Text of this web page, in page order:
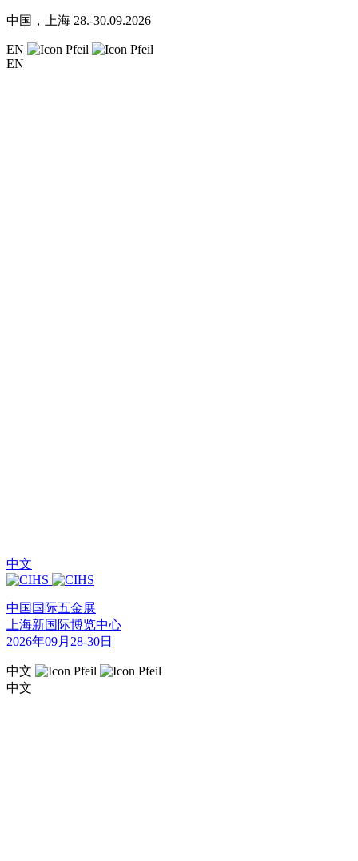
中国，上海 28.-30.09.2026
EN
EN
中文
中国国际五金展
上海新国际博览中心
2026年09月28-30日
中文
中文